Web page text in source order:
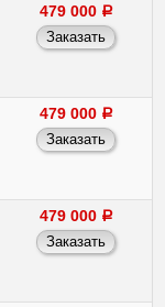
479 000 a
479 000 a
479 000 a